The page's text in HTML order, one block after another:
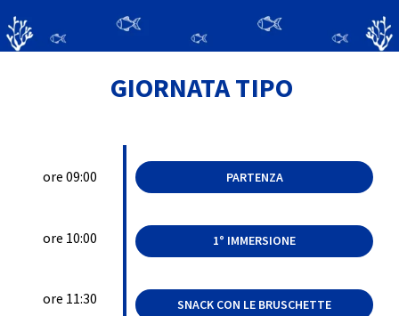
GIORNATA TIPO
ore 09:00
ore 10:00
ore 11:30
PARTENZA
1° IMMERSIONE
SNACK CON LE BRUSCHETTE